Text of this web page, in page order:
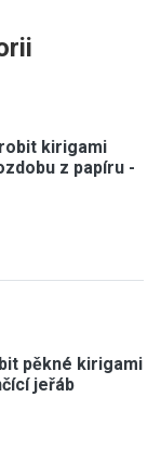
kirigami
z papíru -
pěkné kirigami
jeřáb